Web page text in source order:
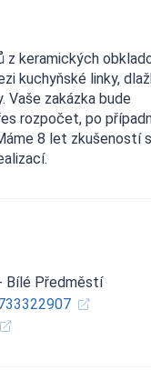
z keramických
kuchyňské linky,
Vaše zakázka bude
rozpočet, po
8 let zkušeností s
Bílé Předměstí